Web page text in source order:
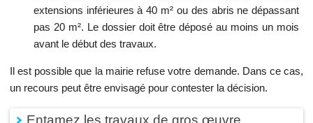
extensions inférieures à 40 m² ou des abris ne dépassant
pas 20 m². Le dossier doit être déposé au moins un mois
avant le début des travaux.
Il est possible que la mairie refuse votre demande. Dans ce cas,
un recours peut être envisagé pour contester la décision.